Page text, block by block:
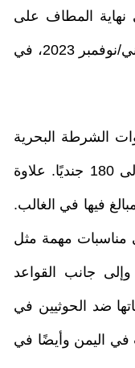
نهاية المطاف على
حساب مهمتها الأصلية إذ عادت القرصنة إلى الظهور قبالة ساحل بونتلاند منذ تشرين الثاني/نوفمبر 2023، في
العام 2010 قاعدة كبيرة لــ"قوات الشرطة البحرية
في بونتلاند" في بوصاصو وزادت من وجودها الإجمالي في الصومال إذ وصل عديدها إلى 180 جنديًا. علاوة
فيها في الغالب.
مناسبات مهمة مثل
الرئاسي لعام 2014 والاشتباكات بين صوماليلاند وبونتلاند في العام 2018. وإلى جانب القواعد
ضد الحوثيين في
في اليمن وأيضًا في